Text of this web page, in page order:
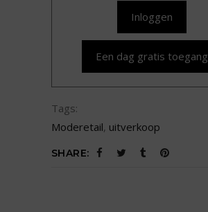
Inloggen
Een dag gratis toegang
Tags:
Moderetail, uitverkoop
SHARE: